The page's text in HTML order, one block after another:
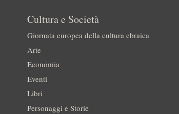
Cultura e Società
Giornata europea della cultura ebraica
Arte
Economia
Eventi
Libri
Personaggi e Storie